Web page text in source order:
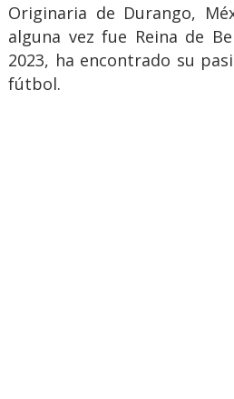
Originaria de Durango,
alguna vez fue Reina de
2023, ha encontrado su
fútbol.